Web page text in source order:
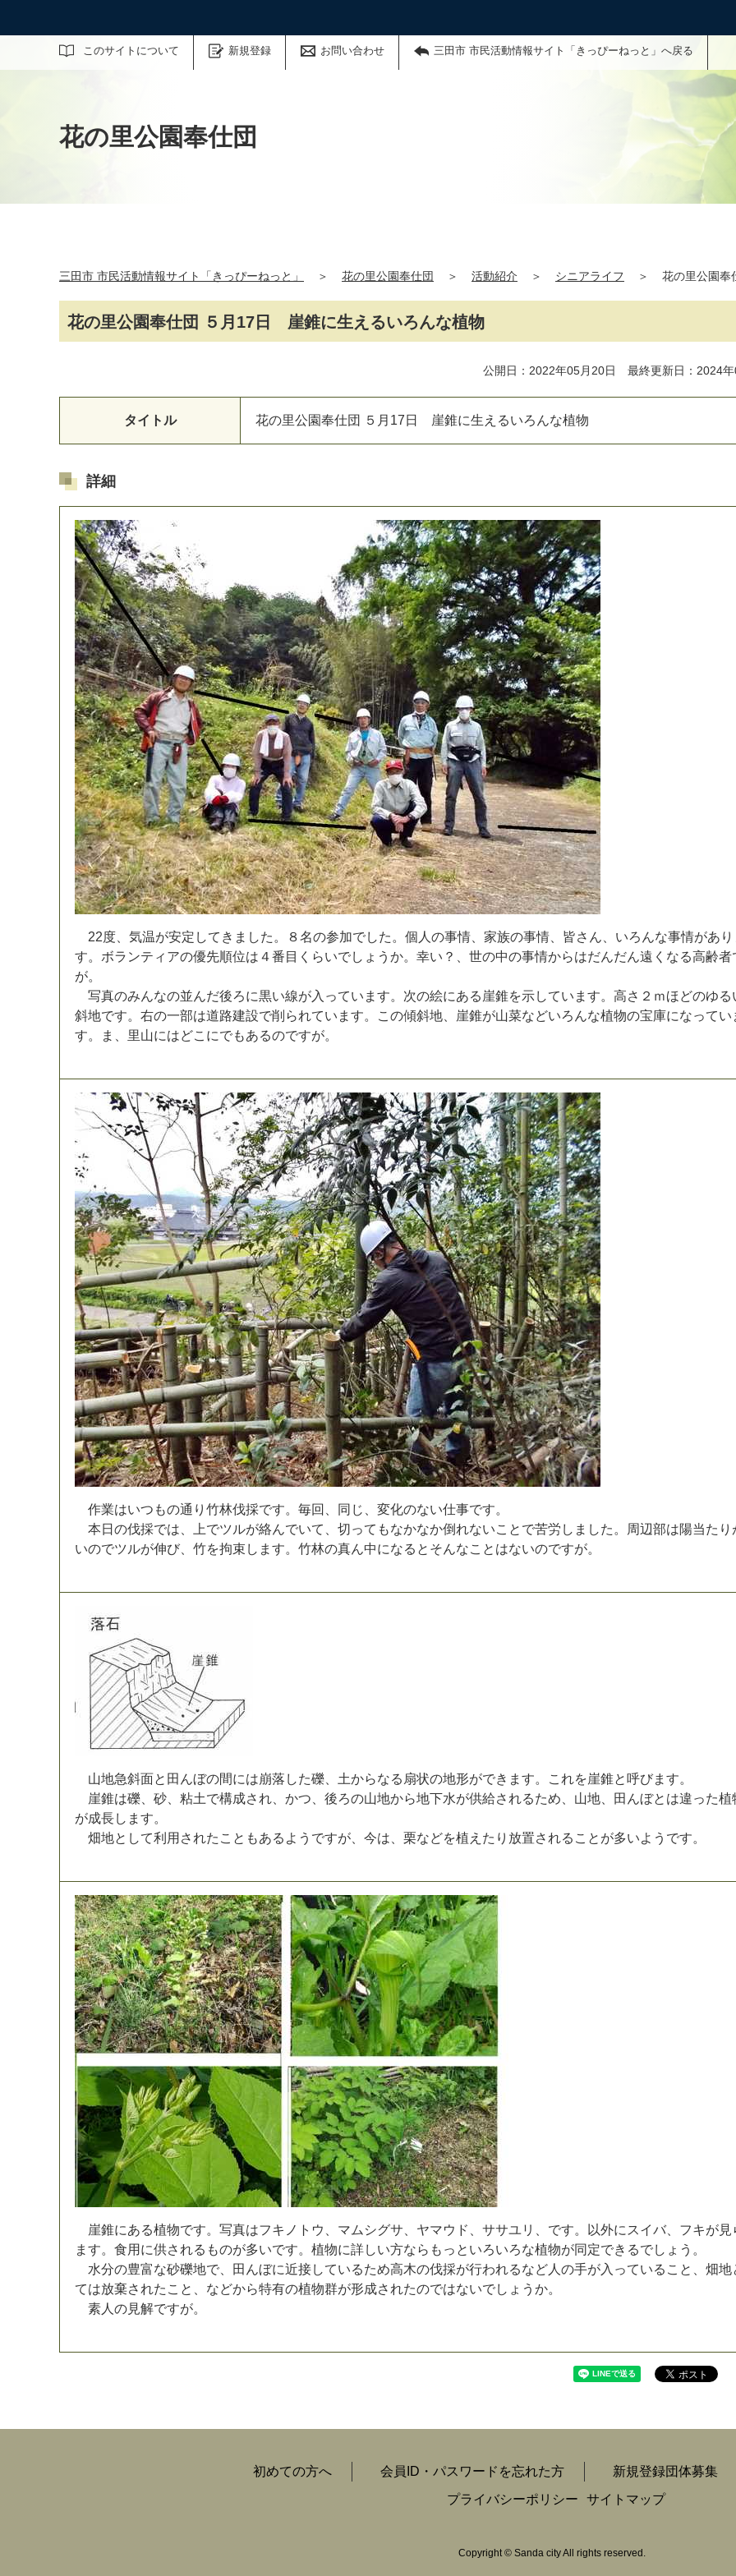
このサイトについて 新規登録 お問い合わせ 三田市 市民活動情報サイト「きっぴーねっと」へ戻る
サイト内検索
花の里公園奉仕団
三田市 市民活動情報サイト「きっぴーねっと」 ＞ 花の里公園奉仕団 ＞ 活動紹介 ＞ シニアライフ ＞ 花の里公園
花の里公園奉仕団 ５月17日 崖錐に生えるいろんな植物
公開日：2022年05月20日 最終更新日：2024年
タイトル 花の里公園奉仕団 ５ 月 17 日 崖錐に生 え るいろ んな植物
詳細
22度 気温が安定 して き ま した 。 ８名の参加でした 。 個 人 の事情 家族の事情 皆さ ん いろ んな事情があ り
す。 ボラ ンテ ィ アの優先順位は ４番 目 く らいでし ょ う か。 幸い ？ 世の中の事情からはだんだん遠 く なる高齢者
が。
写真のみんなの並んだ後ろに黒い線が入 ってい ま す。 次の絵にある 崖錐を示してい ま す。 高さ ２ ｍほ どのゆる
斜地です。 右の一部は道路建設で削 られてい ま す。 こ の傾斜地 崖錐が山菜などいろ んな植物の宝庫になってい
す。 ま 里山にはどこ にでもあるのですが。
作業はいつ もの通 り 竹林伐採です。 毎回 同 じ 変化のない仕事です。
本 日 の伐採では 上でツルが絡んでいて 切 って もなかなか倒 れないこ と で苦労 し ま した 。 周辺部は陽当た り
いのでツルが伸び 竹を拘束 し ま す。 竹林の真ん中になる と そんなこ と はないのですが。
山地急斜面と 田 んぼの間には崩落 した礫 土からなる 扇状の地形ができ ま す。 こ れを崖錐と 呼びま す。
崖錐は礫 砂 粘土で構成さ れ かつ 後ろの山地から地下水が供給さ れるため 山地 田 んぼと は違った植
が成長し ま す。
畑地と して利 用 さ れた こ と もある よ う ですが 今は 栗などを植 え た り 放置さ れる こ と が多いよ う です。
崖錐にある植物です。 写真はフキ ノ ト ウ マ ム シグサ ヤマウ ド ササユ リ です。 以外に スイバ、 フキが見
ま す。 食用 に供さ れる ものが多いです。 植物に詳しい方なら も っ と いろいろな植物が同 定でき るでし ょ う 。
水分の豊富な砂礫地で 田 んぼに近接しているため高木の伐採が行われるなど 人 の手が入 っている こ と 畑地
ては放棄さ れた こ と などから特有の植物群が形成さ れたのではないでし ょ う か。
素 人 の見解ですが。
マイメディア検索
初めての方へ 会員ID・パスワードを忘れた方 新規登録団体募集
プライバシーポリシー
サイトマップ
Copyright© Sanda city All rights reserved.